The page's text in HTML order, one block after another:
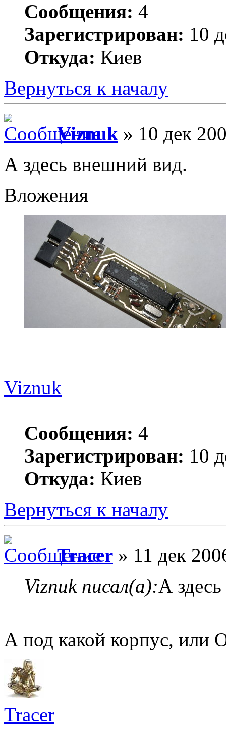
Сообщения: 4
Зарегистрирован: 10
Откуда: Киев
Вернуться к началу
Viznuk » 10 дек
А здесь внешний вид.
Вложения
Viznuk
Сообщения: 4
Зарегистрирован: 10
Откуда: Киев
Вернуться к началу
Tracer » 11 дек
Viznuk писал(а):А
А под какой корпус, или
Tracer